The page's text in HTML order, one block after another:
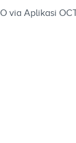
Aplikasi